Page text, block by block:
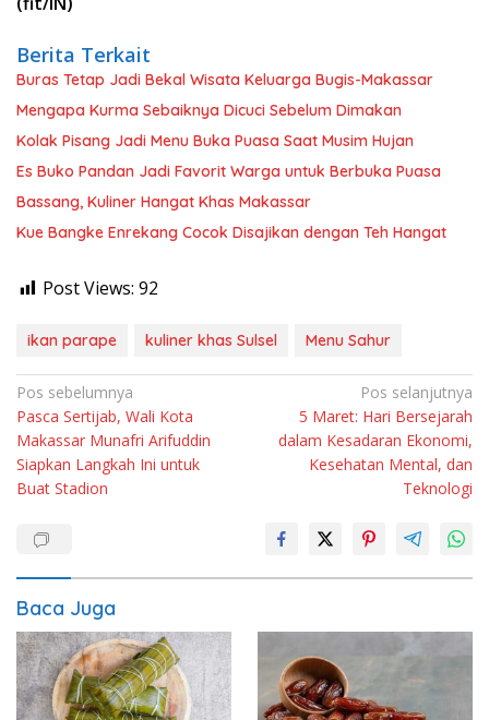
Berita Terkait
Buras Tetap Jadi Bekal Wisata Keluarga Bugis-Makassar
Mengapa Kurma Sebaiknya Dicuci Sebelum Dimakan
Kolak Pisang Jadi Menu Buka Puasa Saat Musim Hujan
Es Buko Pandan Jadi Favorit Warga untuk Berbuka Puasa
Bassang, Kuliner Hangat Khas Makassar
Kue Bangke Enrekang Cocok Disajikan dengan Teh Hangat
Post Views: 92
ikan parape kuliner khas Sulsel Menu Sahur
Navigasi
pos
Pos sebelumnya
Pasca Sertijab, Wali Kota
Makassar Munafri Arifuddin
Siapkan Langkah Ini untuk
Buat Stadion
Pos selanjutnya
5 Maret: Hari Bersejarah
dalam Kesadaran Ekonomi,
Kesehatan Mental, dan
Teknologi
Baca Juga